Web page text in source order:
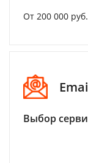
От 200 000
Выбор